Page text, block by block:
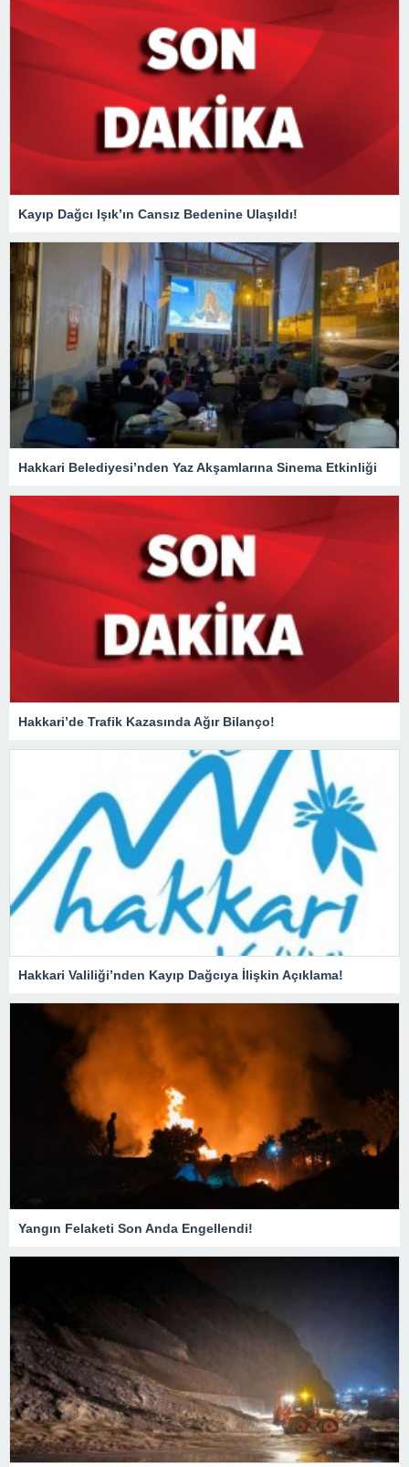
Kayıp Dağcı Işık’ın Cansız Bedenine Ulaşıldı!
Hakkari Belediyesi’nden Yaz Akşamlarına Sinema Etkinliği
Hakkari’de Trafik Kazasında Ağır Bilanço!
Hakkari Valiliği’nden Kayıp Dağcıya İlişkin Açıklama!
Yangın Felaketi Son Anda Engellendi!